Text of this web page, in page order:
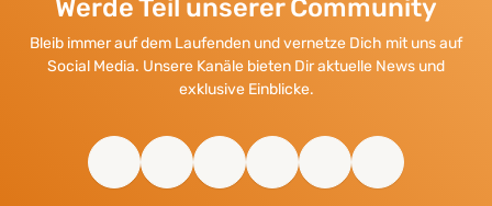
Werde Teil unserer Community
Bleib immer auf dem Laufenden und vernetze Dich mit uns auf
Social Media. Unsere Kanäle bieten Dir aktuelle News und
exklusive Einblicke.